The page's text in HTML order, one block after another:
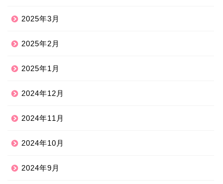
2025年3月
2025年2月
2025年1月
2024年12月
2024年11月
2024年10月
2024年9月